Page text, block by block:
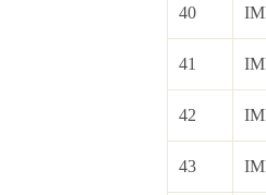
40
41
42
43